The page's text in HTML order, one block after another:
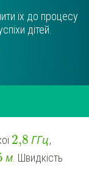
їх до процесу
дітей.
2,8 ГГц,
м . Швидкість